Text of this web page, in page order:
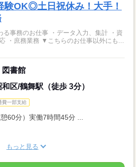
験OK◎土日祝休み！大手！
・データ入力、集計 ・資
らのお仕事以外にも...
図書館
区/鶴舞駅（徒歩 3分）
費一部支給
60分）実働7時間45分 ...
もっと見る